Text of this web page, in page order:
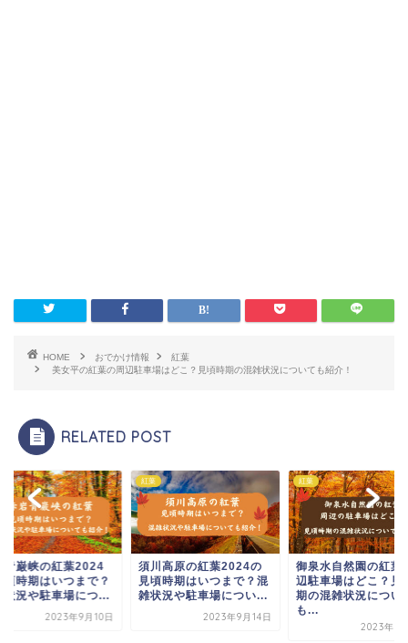
HOME おでかけ情報
紅葉
美女平の紅葉の周辺駐車場はどこ？見頃時期の混雑状況についても紹介！
RELATED POST
青巌峡の紅葉2024
頃時期はいつまで？
状況や駐車場につ...
2023年9月10日
紅葉
須川高原の紅葉2024の
見頃時期はいつまで？混
雑状況や駐車場につい...
2023年9月14日
紅葉
御泉水自然園の紅葉
辺駐車場はどこ？見
期の混雑状況につい
も...
2023年10